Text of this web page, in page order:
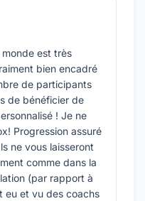
est très
bien encadré
de participants
de bénéficier de
! Je ne
Progression assuré
ne vous laisseront
comme dans la
(par rapport à
eu et vu des coachs